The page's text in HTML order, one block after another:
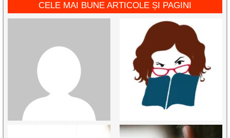
CELE MAI BUNE ARTICOLE ȘI PAGINI